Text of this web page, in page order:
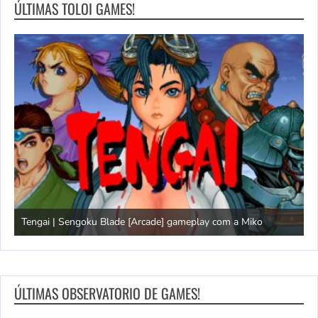
ÚLTIMAS TOLOI GAMES!
Tengai | Sengoku Blade [Arcade] gameplay com a Miko
ÚLTIMAS OBSERVATORIO DE GAMES!